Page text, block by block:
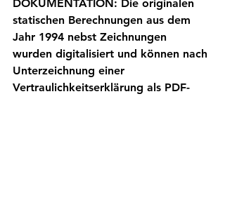
DOKUMENTATION: Die originalen
statischen Berechnungen aus dem
Jahr 1994 nebst Zeichnungen
wurden digitalisiert und können nach
Unterzeichnung einer
Vertraulichkeitserklärung als PDF-